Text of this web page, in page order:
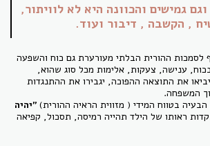
גמישים והכוונה היא לא לוויתור,
, הקשבה , דיבור ועוד.
לסמכות ההורית הבלתי מעורערת גם כוח והשפעה
ענישה, צעקות, אלימות מכל סוג שהוא,
את התוצאה ההפוכה, יגבירו את ההתנגדות
המשפחה.
בטווח המידי ( מזווית הראיה ההורית) "יהיה
ראותו של הילד תהייה רמיסה, תסכול, קפיאה